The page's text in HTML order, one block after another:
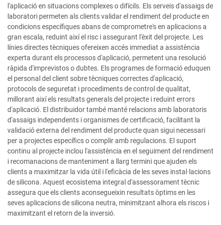
l'aplicació en situacions complexes o difícils. Els serveis d'assaigs de
laboratori permeten als clients validar el rendiment del producte en
condicions específiques abans de comprometre's en aplicacions a
gran escala, reduint així el risc i assegurant l'èxit del projecte. Les
línies directes tècniques ofereixen accés immediat a assistència
experta durant els processos d'aplicació, permetent una resolució
ràpida d'imprevistos o dubtes. Els programes de formació eduquen
el personal del client sobre tècniques correctes d'aplicació,
protocols de seguretat i procediments de control de qualitat,
millorant així els resultats generals del projecte i reduint errors
d'aplicació. El distribuidor també manté relacions amb laboratoris
d'assaigs independents i organismes de certificació, facilitant la
validació externa del rendiment del producte quan sigui necessari
per a projectes específics o complir amb regulacions. El suport
continu al projecte inclou l'assistència en el seguiment del rendiment
i recomanacions de manteniment a llarg termini que ajuden els
clients a maximitzar la vida útil i l'eficàcia de les seves instal·lacions
de silicona. Aquest ecosistema integral d'assessorament tècnic
assegura que els clients aconsegueixin resultats òptims en les
seves aplicacions de silicona neutra, minimitzant alhora els riscos i
maximitzant el retorn de la inversió.